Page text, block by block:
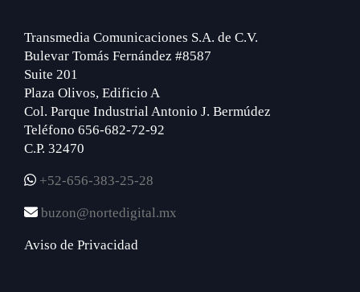
Transmedia Comunicaciones S.A. de C.V.
Bulevar Tomás Fernández #8587
Suite 201
Plaza Olivos, Edificio A
Col. Parque Industrial Antonio J. Bermúdez
Teléfono 656-682-72-92
C.P. 32470
+52-656-383-25-28
buzon@nortedigital.mx
Aviso de Privacidad